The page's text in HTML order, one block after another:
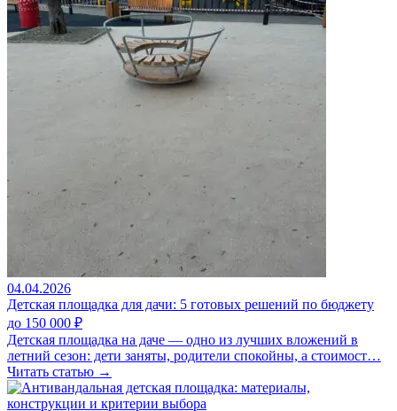
04.04.2026
Детская площадка для дачи: 5 готовых решений по бюджету
до 150 000 ₽
Детская площадка на даче — одно из лучших вложений в
летний сезон: дети заняты, родители спокойны, а стоимост…
Читать статью →